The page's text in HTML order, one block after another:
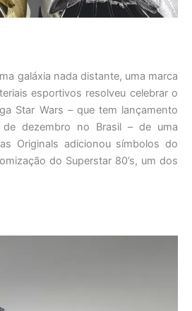
galáxia nada distante, uma marca
esportivos resolveu celebrar o
Star Wars – que tem lançamento
dezembro no Brasil – de uma
Originals adicionou símbolos do
do Superstar 80’s, um dos